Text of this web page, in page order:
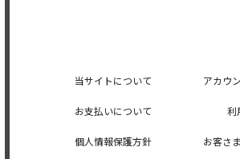
当サイトについて アカウ
お支払いについて 利
個人情報保護方針 お客さ